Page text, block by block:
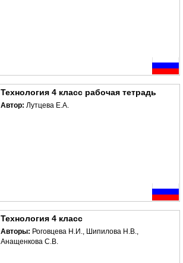
Технология 4 класс рабочая тетрадь
Автор: Лутцева Е.А.
Технология 4 класс
Авторы: Роговцева Н.И., Шипилова Н.В.,
Анащенкова С.В.